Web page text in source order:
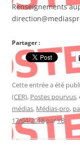
Renseignements
Partager :
Cette entrée a été
(CER), Postes pourvus,
médias, Médias-pro,
17/04/2018parYB.